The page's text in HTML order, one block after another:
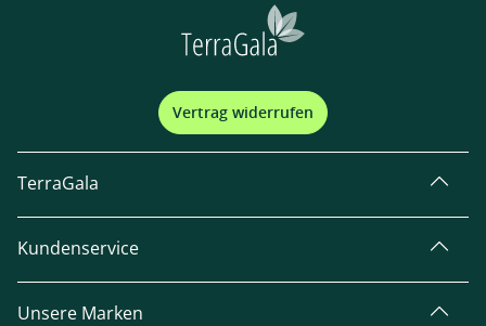
Vertrag widerrufen
TerraGala
Kundenservice
Unsere Marken